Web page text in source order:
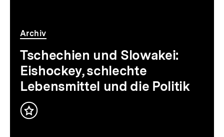
und
die
Politik
Archiv
Tschechien und Slowakei:
Eishockey, schlechte
Lebensmittel und die Politik
Inhalt